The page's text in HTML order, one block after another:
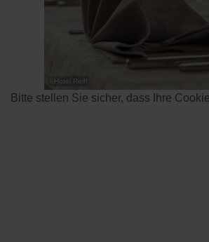
Hotel Reiff
Bitte stellen Sie sicher, dass Ihre